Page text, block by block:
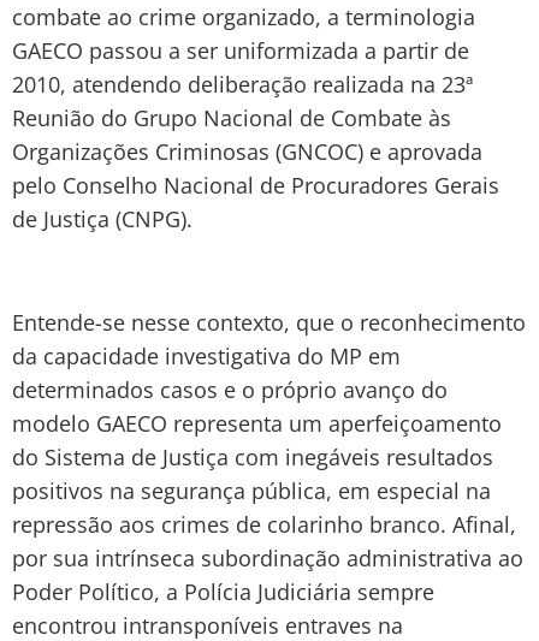
combate ao crime organizado, a terminologia
GAECO passou a ser uniformizada a partir de
2010, atendendo deliberação realizada na 23ª
Reunião do Grupo Nacional de Combate às
Organizações Criminosas (GNCOC) e aprovada
pelo Conselho Nacional de Procuradores Gerais
de Justiça (CNPG).
Entende-se nesse contexto, que o reconhecimento
da capacidade investigativa do MP em
determinados casos e o próprio avanço do
modelo GAECO representa um aperfeiçoamento
do Sistema de Justiça com inegáveis resultados
positivos na segurança pública, em especial na
repressão aos crimes de colarinho branco. Afinal,
por sua intrínseca subordinação administrativa ao
Poder Político, a Polícia Judiciária sempre
encontrou intransponíveis entraves na